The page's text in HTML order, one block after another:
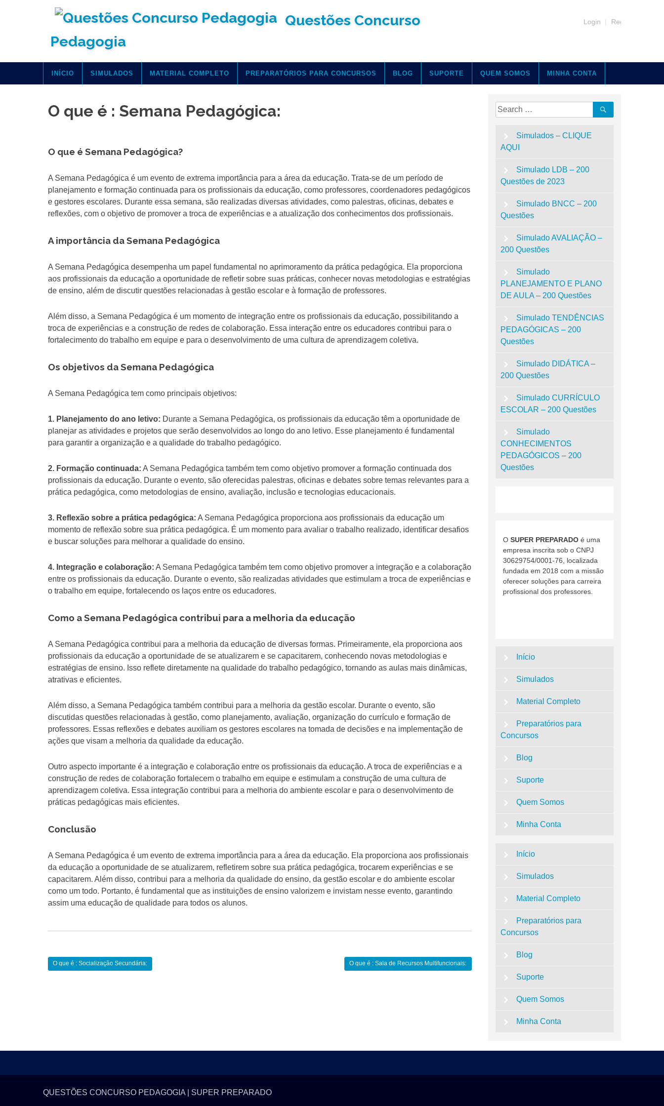
Questões Concurso
Pedagogia
Login | Register
INÍCIO SIMULADOS MATERIAL COMPLETO PREPARATÓRIOS PARA CONCURSOS BLOG SUPORTE QUEM SOMOS MINHA CONTA
O que é : Semana Pedagógica:
O que é Semana Pedagógica?
A Semana Pedagógica é um evento de extrema importância para a área da educação. Trata-se de um período de
planejamento e formação continuada para os profissionais da educação, como professores, coordenadores pedagógicos
e gestores escolares. Durante essa semana, são realizadas diversas atividades, como palestras, oficinas, debates e
reflexões, com o objetivo de promover a troca de experiências e a atualização dos conhecimentos dos profissionais.
A importância da Semana Pedagógica
A Semana Pedagógica desempenha um papel fundamental no aprimoramento da prática pedagógica. Ela proporciona
aos profissionais da educação a oportunidade de refletir sobre suas práticas, conhecer novas metodologias e estratégias
de ensino, além de discutir questões relacionadas à gestão escolar e à formação de professores.
Além disso, a Semana Pedagógica é um momento de integração entre os profissionais da educação, possibilitando a
troca de experiências e a construção de redes de colaboração. Essa interação entre os educadores contribui para o
fortalecimento do trabalho em equipe e para o desenvolvimento de uma cultura de aprendizagem coletiva.
Os objetivos da Semana Pedagógica
A Semana Pedagógica tem como principais objetivos:
1. Planejamento do ano letivo: Durante a Semana Pedagógica, os profissionais da educação têm a oportunidade de
planejar as atividades e projetos que serão desenvolvidos ao longo do ano letivo. Esse planejamento é fundamental
para garantir a organização e a qualidade do trabalho pedagógico.
2. Formação continuada: A Semana Pedagógica também tem como objetivo promover a formação continuada dos
profissionais da educação. Durante o evento, são oferecidas palestras, oficinas e debates sobre temas relevantes para a
prática pedagógica, como metodologias de ensino, avaliação, inclusão e tecnologias educacionais.
3. Reflexão sobre a prática pedagógica: A Semana Pedagógica proporciona aos profissionais da educação um
momento de reflexão sobre sua prática pedagógica. É um momento para avaliar o trabalho realizado, identificar desafios
e buscar soluções para melhorar a qualidade do ensino.
4. Integração e colaboração: A Semana Pedagógica também tem como objetivo promover a integração e a colaboração
entre os profissionais da educação. Durante o evento, são realizadas atividades que estimulam a troca de experiências e
o trabalho em equipe, fortalecendo os laços entre os educadores.
Como a Semana Pedagógica contribui para a melhoria da educação
A Semana Pedagógica contribui para a melhoria da educação de diversas formas. Primeiramente, ela proporciona aos
profissionais da educação a oportunidade de se atualizarem e se capacitarem, conhecendo novas metodologias e
estratégias de ensino. Isso reflete diretamente na qualidade do trabalho pedagógico, tornando as aulas mais dinâmicas,
atrativas e eficientes.
Além disso, a Semana Pedagógica também contribui para a melhoria da gestão escolar. Durante o evento, são
discutidas questões relacionadas à gestão, como planejamento, avaliação, organização do currículo e formação de
professores. Essas reflexões e debates auxiliam os gestores escolares na tomada de decisões e na implementação de
ações que visam a melhoria da qualidade da educação.
Outro aspecto importante é a integração e colaboração entre os profissionais da educação. A troca de experiências e a
construção de redes de colaboração fortalecem o trabalho em equipe e estimulam a construção de uma cultura de
aprendizagem coletiva. Essa integração contribui para a melhoria do ambiente escolar e para o desenvolvimento de
práticas pedagógicas mais eficientes.
Conclusão
A Semana Pedagógica é um evento de extrema importância para a área da educação. Ela proporciona aos profissionais
da educação a oportunidade de se atualizarem, refletirem sobre sua prática pedagógica, trocarem experiências e se
capacitarem. Além disso, contribui para a melhoria da qualidade do ensino, da gestão escolar e do ambiente escolar
como um todo. Portanto, é fundamental que as instituições de ensino valorizem e invistam nesse evento, garantindo
assim uma educação de qualidade para todos os alunos.
Navegação
O que é : Socialização Secundária: O que é : Sala de Recursos Multifuncionais:
Search
for:
Simulados – CLIQUE
AQUI
Simulado LDB – 200
Questões de 2023
Simulado BNCC – 200
Questões
Simulado AVALIAÇÃO –
200 Questões
Simulado
PLANEJAMENTO E PLANO
DE AULA – 200 Questões
Simulado TENDÊNCIAS
PEDAGÓGICAS – 200
Questões
Simulado DIDÁTICA –
200 Questões
Simulado CURRÍCULO
ESCOLAR – 200 Questões
Simulado
CONHECIMENTOS
PEDAGÓGICOS – 200
Questões
O SUPER PREPARADOé uma
empresa inscrita sob o CNPJ
30629754/0001-76, localizada
fundada em 2018 com a missão
oferecer soluções para carreira
profissional dos professores.
Início
Simulados
Material Completo
Preparatórios para
Concursos
Blog
Suporte
Quem Somos
Minha Conta
Início
Simulados
Material Completo
Preparatórios para
Concursos
Blog
Suporte
Quem Somos
Minha Conta
QUESTÕES CONCURSO PEDAGOGIA | SUPER PREPARADO